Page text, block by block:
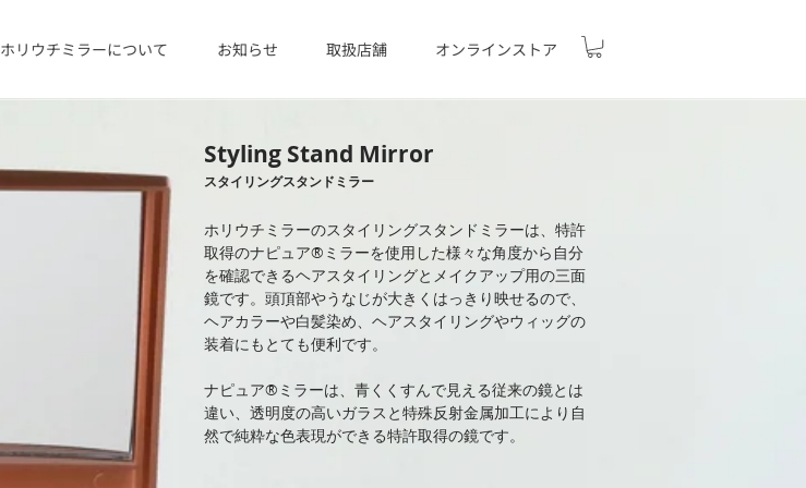
ホリウチミラーについて お知らせ 取扱店舗 オンラインストア
Styling Stand Mirror
スタイリングスタンドミラー
ホリウチミラーのスタイリングスタンドミラーは、特許
取得のナピュア®ミラーを使用した様々な角度から自分
を確認できるヘアスタイリングとメイクアップ用の三面
鏡です。頭頂部やうなじが大きくはっきり映せるので、
ヘアカラーや白髪染め、ヘアスタイリングやウィッグの
装着にもとても便利です。
ナピュア®ミラーは、青くくすんで見える従来の鏡とは
違い、透明度の高いガラスと特殊反射金属加工により自
然で純粋な色表現ができる特許取得の鏡です。